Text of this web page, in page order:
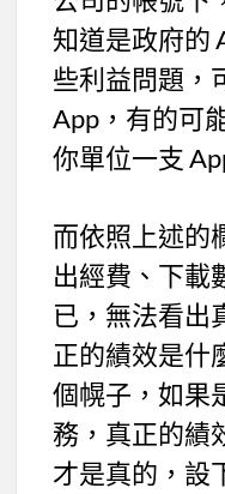
知道是政府的
些利益問題，
App，有的可
你單位一支
而依照上述的
出經費、下載
已，無法看出
正的績效是什
個幌子，如果
務，真正的績
才是真的，設